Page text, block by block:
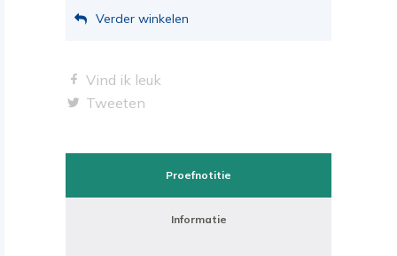
Verder winkelen
Vind ik leuk
Tweeten
Proefnotitie
Informatie